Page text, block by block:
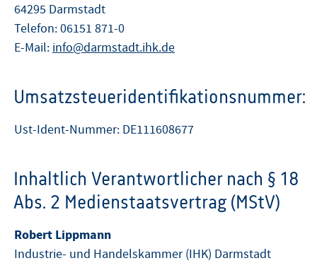
64295 Darmstadt
Telefon: 06151 871-0
E-Mail: info@darmstadt.ihk.de
Umsatzsteueridentifikationsnummer:
Ust-Ident-Nummer: DE111608677
Inhaltlich Verantwortlicher nach § 18
Abs. 2 Medienstaatsvertrag (MStV)
Robert Lippmann
Industrie- und Handelskammer (IHK) Darmstadt